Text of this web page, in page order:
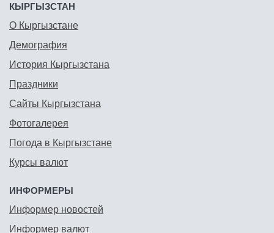
КЫРГЫЗСТАН
О Кыргызстане
Демография
История Кыргызстана
Праздники
Сайты Кыргызстана
Фотогалерея
Погода в Кыргызстане
Курсы валют
ИНФОРМЕРЫ
Информер новостей
Информер валют